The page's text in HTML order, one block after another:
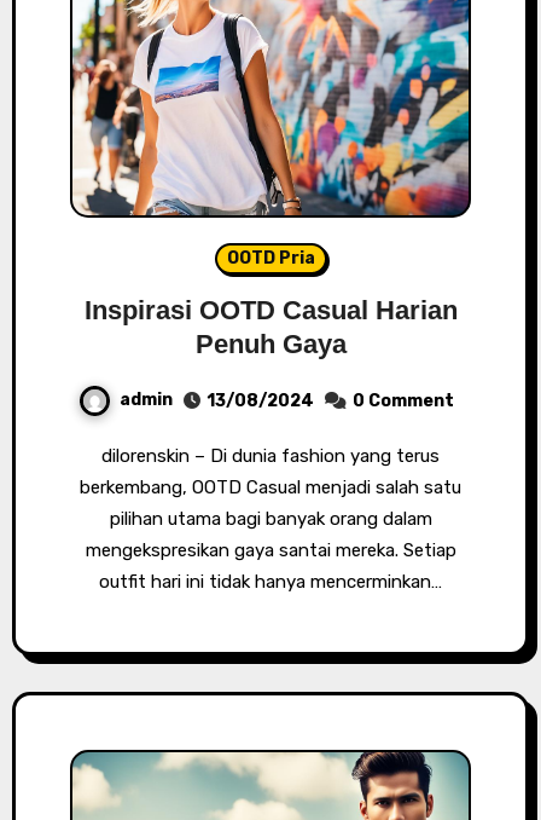
OOTD Pria
Inspirasi OOTD Casual Harian
Penuh Gaya
admin 13/08/2024 0 Comment
dilorenskin – Di dunia fashion yang terus
berkembang, OOTD Casual menjadi salah satu
pilihan utama bagi banyak orang dalam
mengekspresikan gaya santai mereka. Setiap
outfit hari ini tidak hanya mencerminkan…